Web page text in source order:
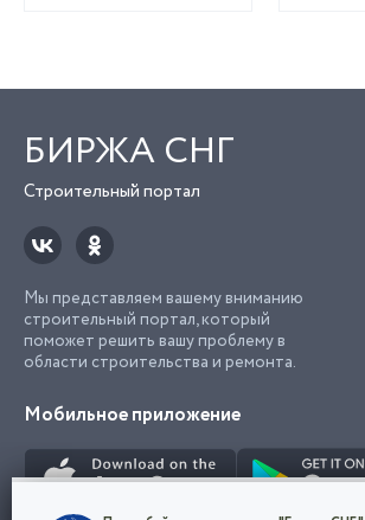
БИРЖА СНГ
Строительный портал
Мы представляем вашему вниманию
строительный портал, который
поможет решить вашу проблему в
области строительства и ремонта.
Мобильное приложение